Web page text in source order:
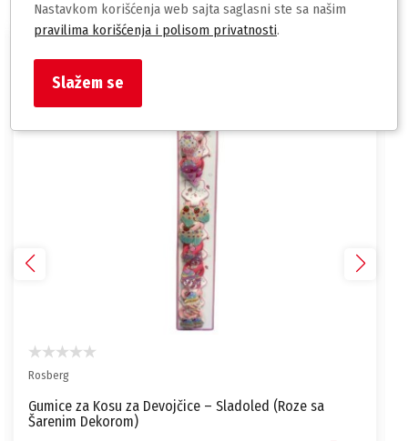
Rosberg
Gumice za Kosu za Devojčice – Sladoled (Roze sa
Šarenim Dekorom)
Nastavkom korišćenja web sajta saglasni ste sa našim
pravilima korišćenja i polisom privatnosti.
Slažem se